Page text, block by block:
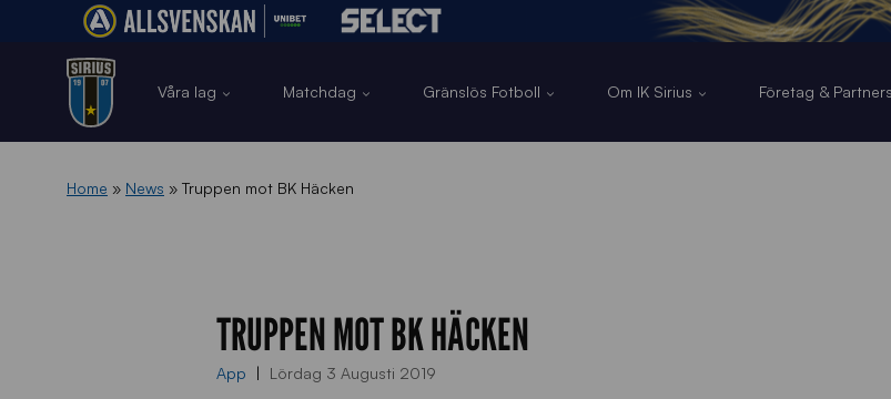
Våra lag Matchdag Gränslös Fotboll Om IK Sirius Företag & Partners
Home » News » Truppen mot BK Häcken
TRUPPEN MOT BK HÄCKEN
App Lördag 3 Augusti 2019